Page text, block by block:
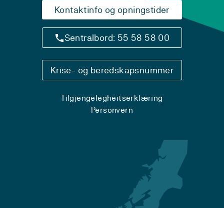
Kontaktinfo og opningstider
Sentralbord: 55 58 58 00
Krise- og beredskapsnummer
Tilgjengelegheitserklæring
Personvern